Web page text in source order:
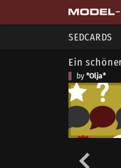
SEDCARDS
Ein
by *Olja*